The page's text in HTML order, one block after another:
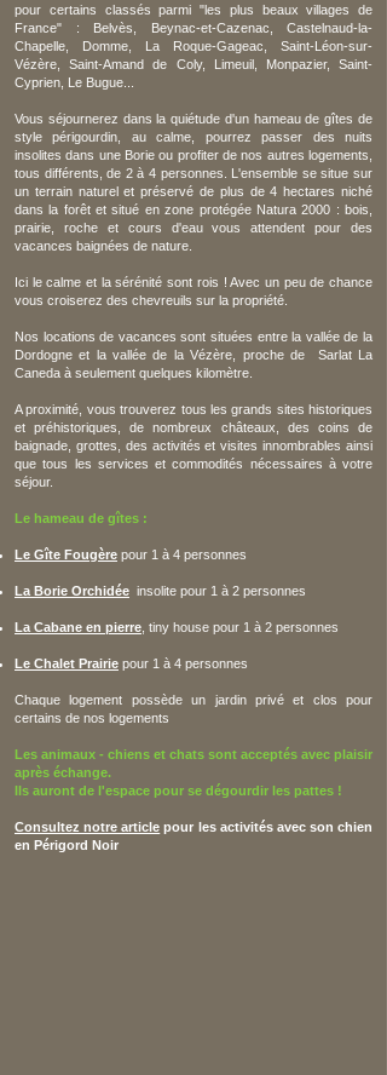
pour certains classés parmi "les plus beaux villages de
France" : Belvès, Beynac-et-Cazenac, Castelnaud-la-
Chapelle, Domme, La Roque-Gageac, Saint-Léon-sur-
Vézère, Saint-Amand de Coly, Limeuil, Monpazier, Saint-
Cyprien, Le Bugue...
Vous séjournerez dans la quiétude d'un hameau de gîtes de
style périgourdin, au calme, pourrez passer des nuits
insolites dans une Borie ou profiter de nos autres logements,
tous différents, de 2 à 4 personnes. L'ensemble se situe sur
un terrain naturel et préservé de plus de 4 hectares niché
dans la forêt et situé en zone protégée Natura 2000 :bois,
prairie, roche et cours d'eau vous attendent pour des
vacances baignées de nature.
Ici le calme et la sérénité sont rois ! Avec un peu de chance
vous croiserez des chevreuils sur la propriété.
Nos locations de vacances sont situées entre la vallée de la
Dordogne et la vallée de la Vézère, proche deSarlat La
Caneda à seulement quelques kilomètre.
A proximité, vous trouverez tous les grands sites historiques
et préhistoriques, de nombreux châteaux, des coins de
baignade, grottes, des activités et visitesinnombrables ainsi
que tous les services etcommodités nécessaires à votre
séjour.
Le hameau de gîtes :
Le Gîte Fougère pour 1 à 4 personnes
La Borie Orchidée insolite pour 1 à 2 personnes
La Cabane en pierre tiny house pour 1 à 2 personnes
Le Chalet Prairie pour 1 à 4 personnes
Chaque logement possède un jardin privé et clos pour
certains de nos logements
Les animaux - chiens et chats sont acceptés avec plaisir
après échange.
Ils auront de l'espace pour se dégourdir les pattes !
Consultez notre article pour les activités avec son chien
en Périgord Noir